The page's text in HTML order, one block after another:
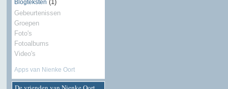
Blogteksten (1)
Gebeurtenissen
Groepen
Foto's
Fotoalbums
Video's
Apps van Nienke Oort